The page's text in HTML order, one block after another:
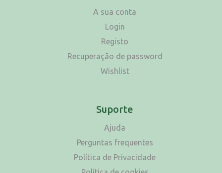
A sua conta
Login
Registo
Recuperação de password
Wishlist
Suporte
Ajuda
Perguntas frequentes
Política de Privacidade